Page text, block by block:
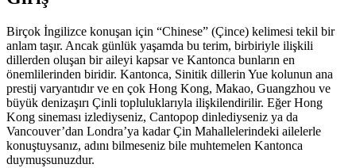
Birçok İngilizce konuşan için “Chinese” (Çince) kelimesi tekil bir
anlam taşır. Ancak günlük yaşamda bu terim, birbiriyle ilişkili
dillerden oluşan bir aileyi kapsar ve Kantonca bunların en
önemlilerinden biridir. Kantonca, Sinitik dillerin Yue kolunun ana
prestij varyantıdır ve en çok Hong Kong, Makao, Guangzhou ve
büyük denizaşırı Çinli topluluklarıyla ilişkilendirilir. Eğer Hong
Kong sineması izlediyseniz, Cantopop dinlediyseniz ya da
Vancouver’dan Londra’ya kadar Çin Mahallelerindeki ailelerle
konuştuysanız, adını bilmeseniz bile muhtemelen Kantonca
duymuşsunuzdur.